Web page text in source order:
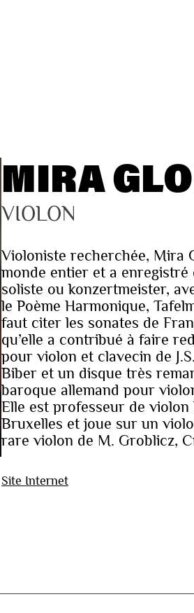
MIRA
VIOLON
Violoniste recherchée, Mira
monde entier et a
soliste ou konzertmeister,
le Poème Harmonique,
faut citer les sonates de
qu’elle a contribué à faire
pour violon et clavecin de
Biber et un disque très
baroque allemand pour
Elle est professeur de
Bruxelles et joue sur un
rare violon de M. Groblicz,
Site Internet